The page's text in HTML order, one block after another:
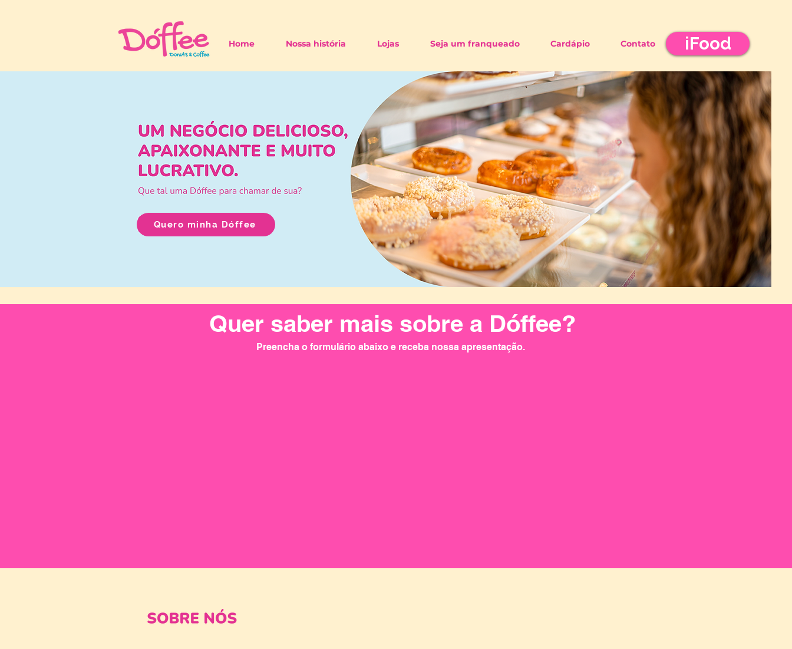
Home Nossa história Lojas Seja um franqueado Cardápio Contato iFood
Quero minha Dóffee
Quer saber mais sobre a Dóffee?
Preencha o formulário abaixo e receba nossa apresentação.